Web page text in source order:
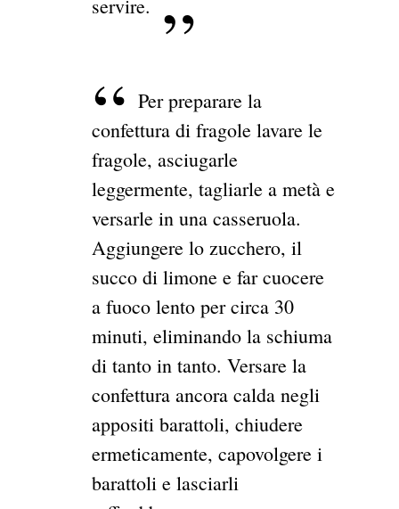
servire.
Per preparare la
confettura di fragole lavare le
fragole, asciugarle
leggermente, tagliarle a metà e
versarle in una casseruola.
Aggiungere lo zucchero, il
succo di limone e far cuocere
a fuoco lento per circa 30
minuti, eliminando la schiuma
di tanto in tanto. Versare la
confettura ancora calda negli
appositi barattoli, chiudere
ermeticamente, capovolgere i
barattoli e lasciarli